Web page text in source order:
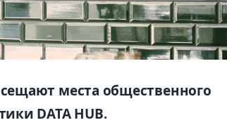
места общественного
DATA HUB.